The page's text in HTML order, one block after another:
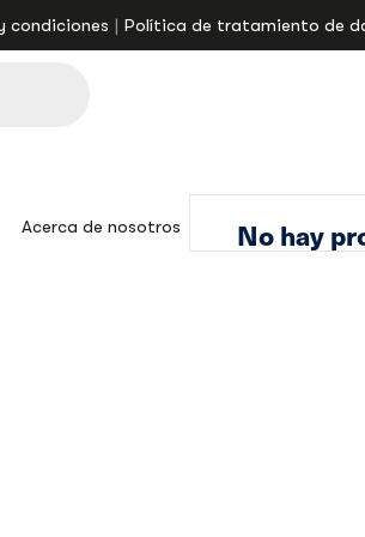
condiciones
Política de tratamiento de
No hay
Acerca de nosotros Asesores